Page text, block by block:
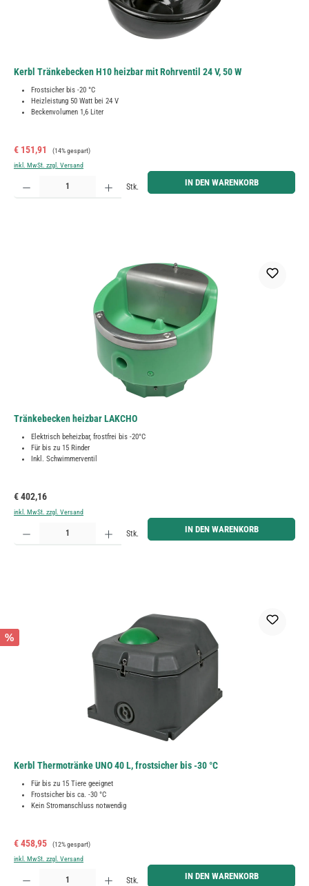
Kerbl Tränkebecken H10 heizbar mit Rohrventil 24 V, 50 W
Frostsicher bis -20 °C
Heizleistung 50 Watt bei 24 V
Beckenvolumen 1,6 Liter
Verkaufspreis:
€ 151,91 Regulärer Preis:
(14% gespart)
inkl. MwSt. zzgl. Versand
Produkt Anzahl: Gib den gewünschten Wert ein oder benutze die Schaltflächen um die Anzahl zu
Stk. IN DEN WARENKORB
Tränkebecken heizbar LAKCHO
Elektrisch beheizbar, frostfrei bis -20°C
Für bis zu 15 Rinder
Inkl. Schwimmerventil
Regulärer Preis:
€ 402,16
inkl. MwSt. zzgl. Versand
Produkt Anzahl: Gib den gewünschten Wert ein oder benutze die Schaltflächen um die Anzahl zu
Stk. IN DEN WARENKORB
%
Kerbl Thermotränke UNO 40 L, frostsicher bis -30 °C
Für bis zu 15 Tiere geeignet
Frostsicher bis ca. -30 °C
Kein Stromanschluss notwendig
Verkaufspreis:
€ 458,95 Regulärer Preis:
(12% gespart)
inkl. MwSt. zzgl. Versand
Produkt Anzahl: Gib den gewünschten Wert ein oder benutze die Schaltflächen um die Anzahl zu
Stk. IN DEN WARENKORB